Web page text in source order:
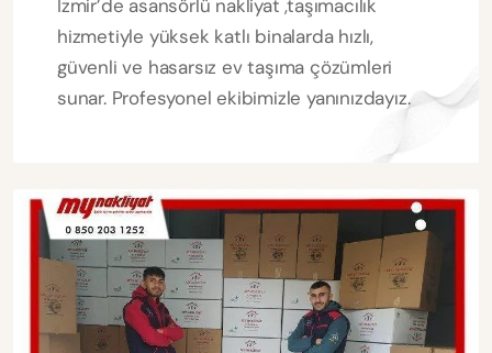
İzmir’de asansörlü nakliyat ,taşımacılık
hizmetiyle yüksek katlı binalarda hızlı,
güvenli ve hasarsız ev taşıma çözümleri
sunar. Profesyonel ekibimizle yanınızdayız.